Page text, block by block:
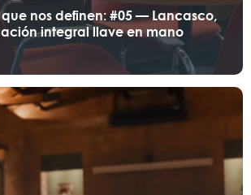
que nos definen: #05 — Lancasco,
integral llave en mano